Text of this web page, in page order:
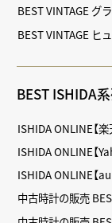
BEST VINTAGE グ
BEST VINTAGE ヒ
BEST ISHIDA
ISHIDA ONLINE【楽
ISHIDA ONLINE【
ISHIDA ONLINE【
中古時計の販売